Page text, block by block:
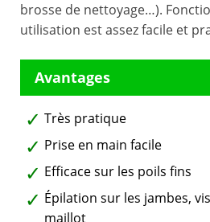
brosse de nettoyage…).
utilisation est assez facile et
Très pratique
Prise en main facile
Efficace sur les poils fins
Épilation sur les jambes,
maillot